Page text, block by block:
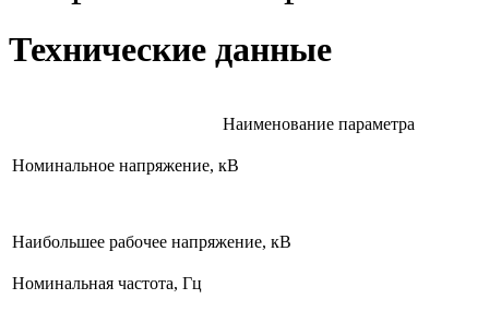
Технические данные
Наименование параметра
Номинальное напряжение, кВ
Наибольшее рабочее напряжение, кВ
Номинальная частота, Гц